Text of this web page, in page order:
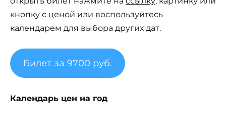
кнопку с ценой или воспользуйтесь
календарем для выбора других дат.
Билет за 9700 руб.
Календарь цен на год